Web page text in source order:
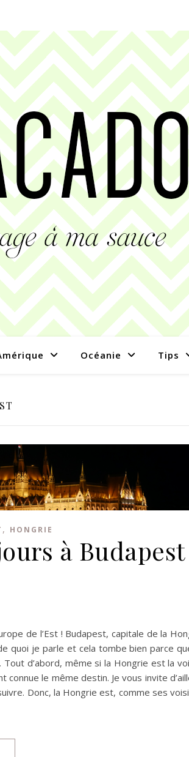
Océanie Tips
, HONGRIE
à
de l’Est ! Budapest, capitale de la
quoi je parle et cela tombe bien parce
d’abord, même si la Hongrie est la
connue le même destin. Je vous invite
Donc, la Hongrie est, comme ses